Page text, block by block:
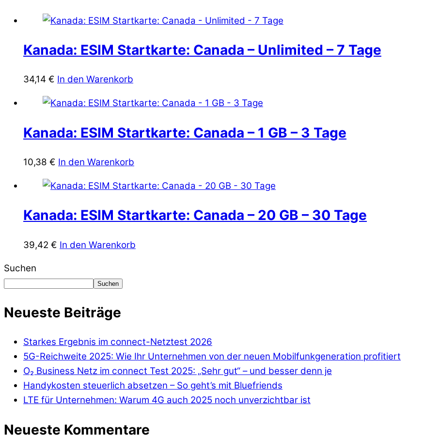
Kanada: ESIM Startkarte: Canada – Unlimited – 7 Tage
34,14 € In den Warenkorb
Kanada: ESIM Startkarte: Canada – 1 GB – 3 Tage
10,38 € In den Warenkorb
Kanada: ESIM Startkarte: Canada – 20 GB – 30 Tage
39,42 € In den Warenkorb
Suchen
Suchen
Neueste Beiträge
Starkes Ergebnis im connect-Netztest 2026
5G-Reichweite 2025: Wie Ihr Unternehmen von der neuen Mobilfunkgeneration profitiert
O₂ Business Netz im connect Test 2025: „Sehr gut“ – und besser denn je
Handykosten steuerlich absetzen – So geht’s mit Bluefriends
LTE für Unternehmen: Warum 4G auch 2025 noch unverzichtbar ist
Neueste Kommentare